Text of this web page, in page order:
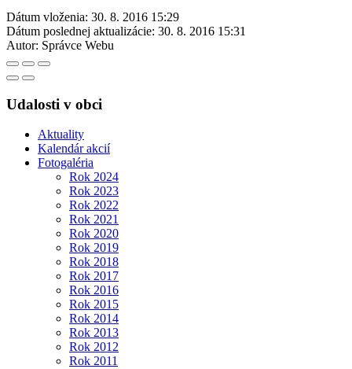
Dátum vloženia: 30. 8. 2016 15:29
Dátum poslednej aktualizácie: 30. 8. 2016 15:31
Autor: Správce Webu
Udalosti v obci
Aktuality
Kalendár akcií
Fotogaléria
Rok 2024
Rok 2023
Rok 2022
Rok 2021
Rok 2020
Rok 2019
Rok 2018
Rok 2017
Rok 2016
Rok 2015
Rok 2014
Rok 2013
Rok 2012
Rok 2011